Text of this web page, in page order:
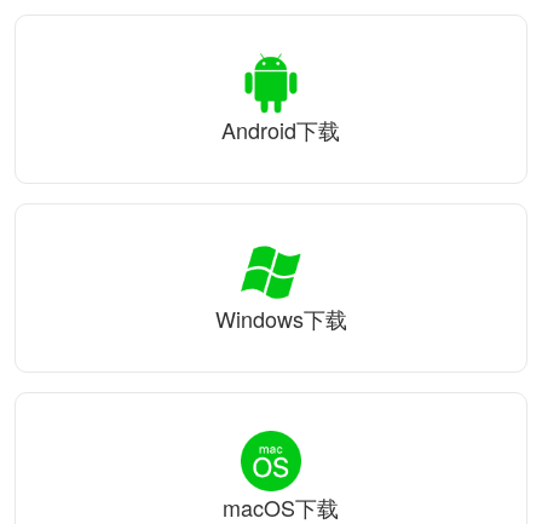
Android下载
Windows下载
macOS下载